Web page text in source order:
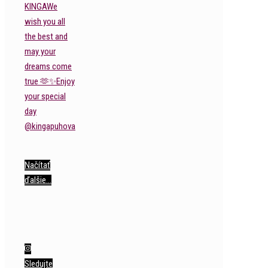
Načítať
ďalšie…
Sledujte